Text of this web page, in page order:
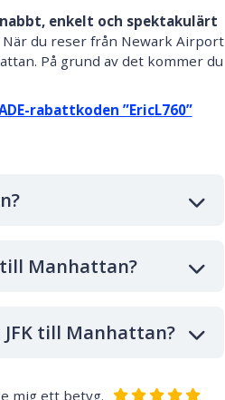
enkelt och spektakulärt
du reser från Newark Airport
På grund av det kommer du
rabattkoden ”EricL760”
Manhattan?
till Manhattan?
mig ett betyg.